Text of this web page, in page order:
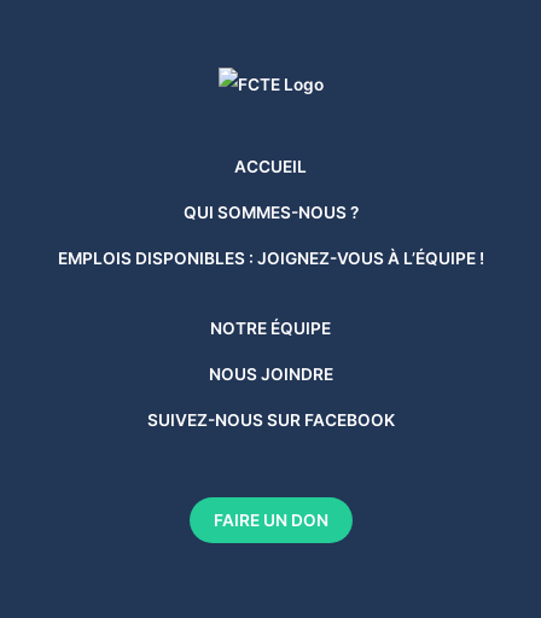
ACCUEIL
QUI SOMMES-NOUS ?
EMPLOIS DISPONIBLES : JOIGNEZ-VOUS À L’ÉQUIPE !
NOTRE ÉQUIPE
NOUS JOINDRE
SUIVEZ-NOUS SUR FACEBOOK
FAIRE UN DON